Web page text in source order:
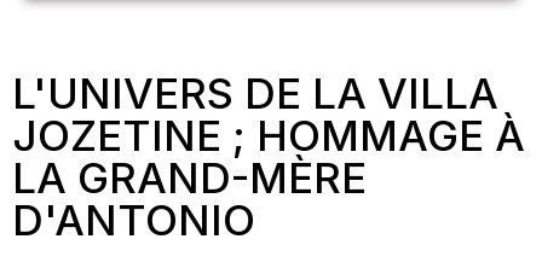
L'UNIVERS DE LA VILLA
JOZETINE ; HOMMAGE À
LA GRAND-MÈRE
D'ANTONIO